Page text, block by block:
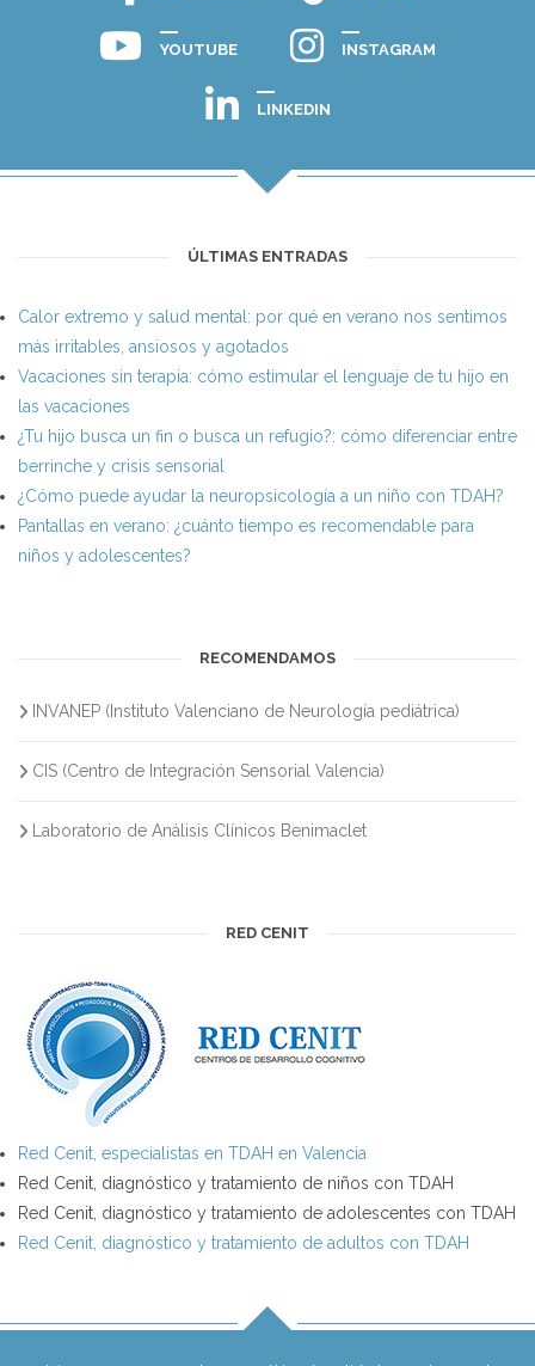
YOUTUBE INSTAGRAM
LINKEDIN
ÚLTIMAS ENTRADAS
Calor extremo y salud mental: por qué en verano nos sentimos
más irritables, ansiosos y agotados
Vacaciones sin terapia: cómo estimular el lenguaje de tu hijo en
las vacaciones
¿Tu hijo busca un fin o busca un refugio?: cómo diferenciar entre
berrinche y crisis sensorial
¿Cómo puede ayudar la neuropsicología a un niño con TDAH?
Pantallas en verano: ¿cuánto tiempo es recomendable para
niños y adolescentes?
RECOMENDAMOS
INVANEP (Instituto Valenciano de Neurología pediátrica)
CIS (Centro de Integración Sensorial Valencia)
Laboratorio de Análisis Clínicos Benimaclet
RED CENIT
Red Cenit, especialistas en TDAH en Valencia
Red Cenit, diagnóstico y tratamiento de niños con TDAH
Red Cenit, diagnóstico y tratamiento de adolescentes con TDAH
Red Cenit, diagnóstico y tratamiento de adultos con TDAH